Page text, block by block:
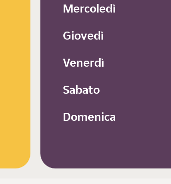
Mercoledì
Giovedì
Venerdì
Sabato
Domenica